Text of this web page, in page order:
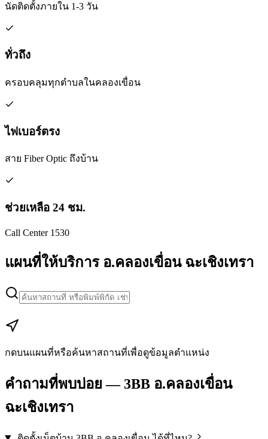
นัดติดตั้งภายใน 1-3 วัน
ทั่วถึง
ครอบคลุมทุกตำบลในคลองเขื่อน
ไฟเบอร์ตรง
สาย Fiber Optic ถึงบ้าน
ช่วยเหลือ 24 ชม.
Call Center 1530
แผนที่ให้บริการ อ.คลองเขื่อน ฉะเชิงเทรา
+
กดบนแผนที่หรือค้นหาสถานที่เพื่อดูข้อมูลตำแหน่ง
คำถามที่พบบ่อย — 3BB อ.คลองเขื่อน
ฉะเชิงเทรา